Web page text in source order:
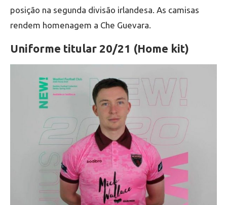
posição na segunda divisão irlandesa. As camisas
rendem homenagem a Che Guevara.
Uniforme titular 20/21 (Home kit)